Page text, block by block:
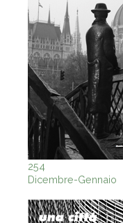
254
Dicembre-Gennaio